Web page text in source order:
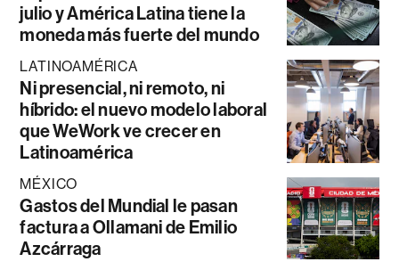
julio y América Latina tiene la
moneda más fuerte del mundo
LATINOAMÉRICA
Ni presencial, ni remoto, ni
híbrido: el nuevo modelo laboral
que WeWork ve crecer en
Latinoamérica
MÉXICO
Gastos del Mundial le pasan
factura a Ollamani de Emilio
Azcárraga